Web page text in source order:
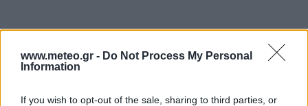
www.meteo.gr - Do Not Process My Personal
Information
If you wish to opt-out of the sale, sharing to third parties, or